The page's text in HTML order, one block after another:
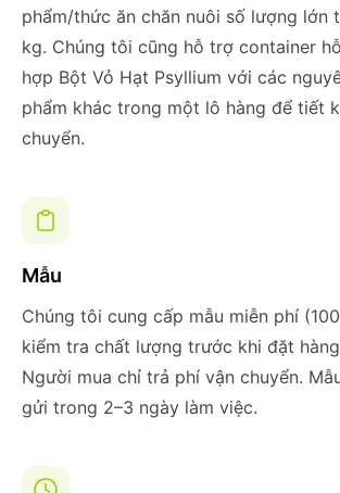
phẩm/thức ăn chăn nuôi số lượng lớn
kg. Chúng tôi cũng hỗ trợ container
hợp Bột Vỏ Hạt Psyllium với các
phẩm khác trong một lô hàng để tiết
chuyển.
Mẫu
Chúng tôi cung cấp mẫu miễn phí
kiểm tra chất lượng trước khi đặt
Người mua chỉ trả phí vận chuyển.
gửi trong 2–3 ngày làm việc.